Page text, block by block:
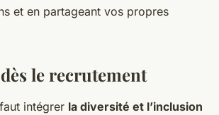
et en partageant vos propres
le recrutement
intégrer la diversité et l’inclusion